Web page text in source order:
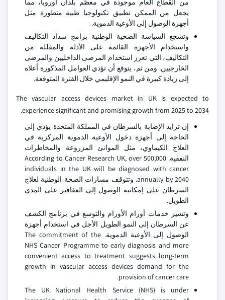
من القطاع العام موجودة في معظم بلدان أوروبا، مما
يجعل من الممكن تطبيق تكنولوجيا طبية متطورة مثل
أجهزة الوصول إلى الأوعية الدموية.
وتشجع السياسة الصحية الوطنية برامج سداد التكاليف
واستخدام الأجهزة القائمة على الأدلة والمقللة من
التكاليف، التي تعزز استخدام المرضى الداخليين والمرضى
الخارجيين. ومن ثم، يتوقع أن تؤدي العوامل المذكورة أعلاه
إلى زيادة كبيرة في النمو الإقليمي خلال الفترة المتوقعة.
The vascular access devices market in UK is expected to
experience significant and promising growth from 2025 to 2034.
إن تزايد الإصابة بالسرطان في المملكة المتحدة يؤدي إلى
الحاجة إلى أجهزة دخول الأوعية الدموية المركزية في
العلاج الكيماوي، مثل الموانئ المزروعة والمخاطرات
النفقية. According to Cancer Research UK, over 500,000
individuals in the UK will be diagnosed with cancer
annually by 2040. وتتوقف مسارات الصحة الوطنية لعلاج
السرطان على إمكانية الوصول إلى العقاقير على المدى
الطويل.
وتشير خدمات أورام الأورام والتوسع في برنامج الكشف
عن السرطان إلى النمو الطويل الأجل في استخدام أجهزة
الوصول إلى الأوعية الدموية. The commitment of the
NHS Cancer Programme to early diagnosis and more
convenient access to treatment suggests long-term
growth in vascular access devices demand for the
provision of cancer care.
The UK National Health Service (NHS) is under